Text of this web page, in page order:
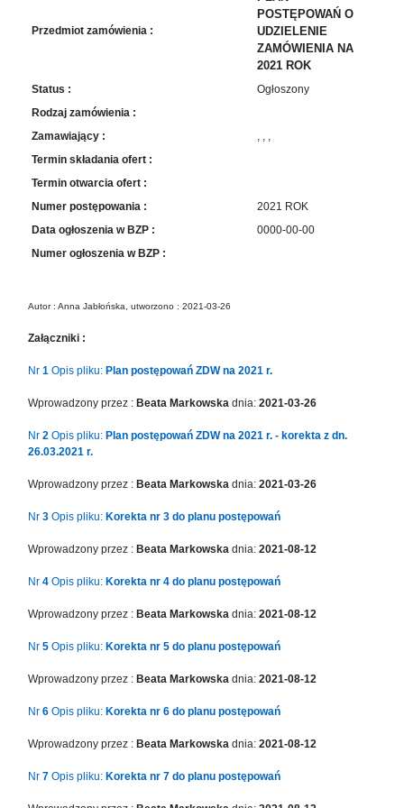
Praca
Sprzedaż
mienia
majątkowego
Zamówienia
Ochrona
osobowych
Kontakt
Hierarchic
Menu
2.1.0
Author:
Atakan
https://atakanau.blogspot.com/2021/01/automatic-
wp-
Theme:
KANE
Przedmiot zamówienia :
POSTĘPOWAŃ O
UDZIELENIE
ZAMÓWIENIA NA
2021 ROK
Status :
Ogłoszony
Rodzaj zamówienia :
Zamawiający :
, , ,
Termin składania ofert :
Termin otwarcia ofert :
Numer postępowania :
2021 ROK
Data ogłoszenia w BZP :
0000-00-00
Numer ogłoszenia w BZP :
Autor : Anna Jabłońska, utworzono : 2021-03-26
Załączniki :
Nr 1 Opis pliku: Plan postępowań ZDW na 2021 r.
Wprowadzony przez : Beata Markowska dnia: 2021-03-26
Nr 2 Opis pliku: Plan postępowań ZDW na 2021 r. - korekta z dn.
26.03.2021 r.
Wprowadzony przez : Beata Markowska dnia: 2021-03-26
Nr 3 Opis pliku: Korekta nr 3 do planu postępowań
Wprowadzony przez : Beata Markowska dnia: 2021-08-12
Nr 4 Opis pliku: Korekta nr 4 do planu postępowań
Wprowadzony przez : Beata Markowska dnia: 2021-08-12
Nr 5 Opis pliku: Korekta nr 5 do planu postępowań
Wprowadzony przez : Beata Markowska dnia: 2021-08-12
Nr 6 Opis pliku: Korekta nr 6 do planu postępowań
Wprowadzony przez : Beata Markowska dnia: 2021-08-12
Nr 7 Opis pliku: Korekta nr 7 do planu postępowań